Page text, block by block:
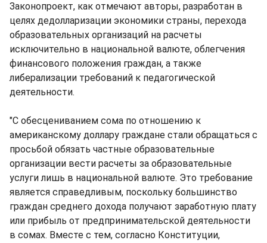
Законопроект, как отмечают авторы, разработан в
целях дедолларизации экономики страны, перехода
образовательных организаций на расчеты
исключительно в национальной валюте, облегчения
финансового положения граждан, а также
либерализации требований к педагогической
деятельности.
"С обесцениванием сома по отношению к
американскому доллару граждане стали обращаться с
просьбой обязать частные образовательные
организации вести расчеты за образовательные
услуги лишь в национальной валюте. Это требование
является справедливым, поскольку большинство
граждан среднего дохода получают заработную плату
или прибыль от предпринимательской деятельности
в сомах. Вместе с тем, согласно Конституции,